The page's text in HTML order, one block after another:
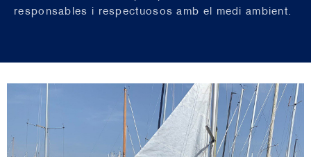
responsables i respectuosos amb el medi ambient.